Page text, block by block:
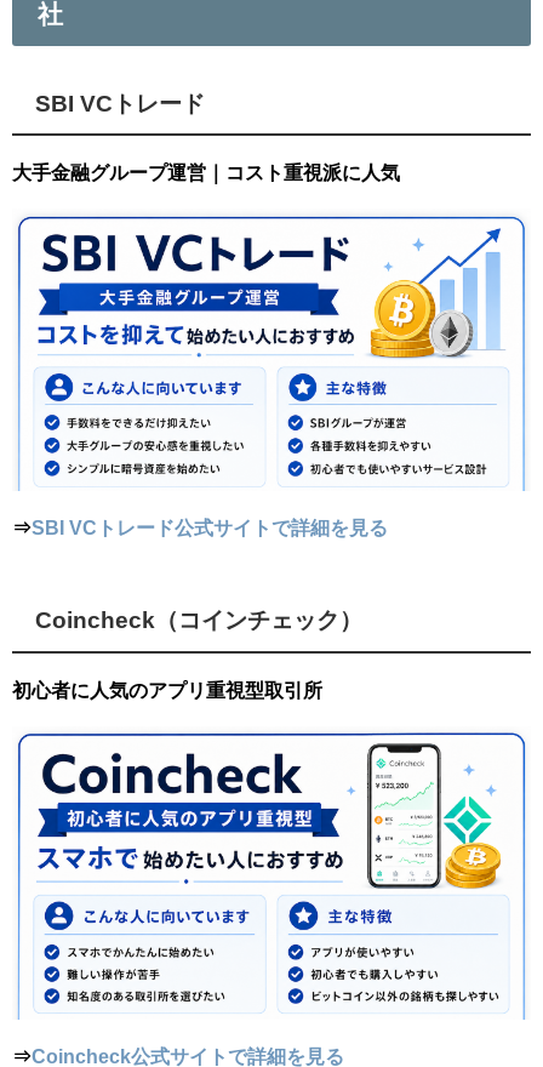
社
SBI VCトレード
大手金融グループ運営｜コスト重視派に人気
⇒SBI VCトレード公式サイトで詳細を見る
Coincheck（コインチェック）
初心者に人気のアプリ重視型取引所
⇒Coincheck公式サイトで詳細を見る